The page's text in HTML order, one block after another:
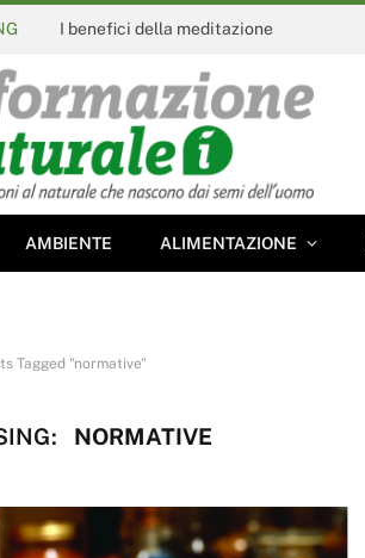
I benefici della meditazione
AMBIENTE ALIMENTAZIONE
Tagged "normative"
NORMATIVE